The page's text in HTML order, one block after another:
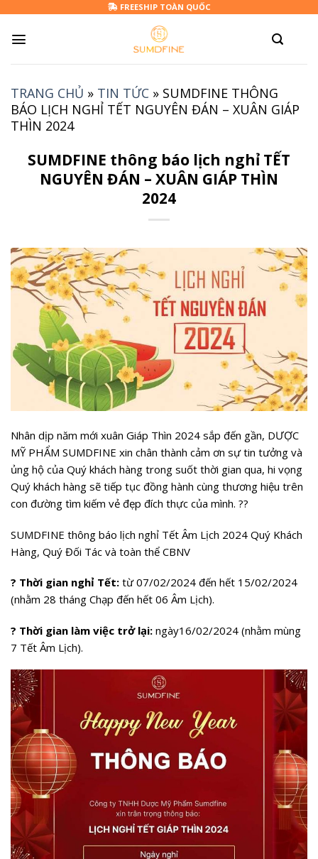
content
FREESHIP TOÀN QUỐC
TRANG CHỦ » TIN TỨC » SUMDFINE THÔNG
BÁO LỊCH NGHỈ TẾT NGUYÊN ĐÁN – XUÂN GIÁP
THÌN 2024
SUMDFINE thông báo lịch nghỉ TẾT
NGUYÊN ĐÁN – XUÂN GIÁP THÌN
2024
Nhân dịp năm mới xuân Giáp Thìn 2024 sắp đến gần, DƯỢC
MỸ PHẨM SUMDFINE xin chân thành cảm ơn sự tin tưởng và
ủng hộ của Quý khách hàng trong suốt thời gian qua, hi vọng
Quý khách hàng sẽ tiếp tục đồng hành cùng thương hiệu trên
con đường tìm kiếm vẻ đẹp đích thực của mình. ??
SUMDFINE thông báo lịch nghỉ Tết Âm Lịch 2024 Quý Khách
Hàng, Quý Đối Tác và toàn thể CBNV
? Thời gian nghỉ Tết: từ 07/02/2024 đến hết 15/02/2024
(nhằm 28 tháng Chạp đến hết 06 Âm Lịch).
? Thời gian làm việc trở lại: ngày16/02/2024 (nhằm mùng
7 Tết Âm Lịch).